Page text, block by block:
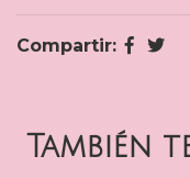
Compartir:
También